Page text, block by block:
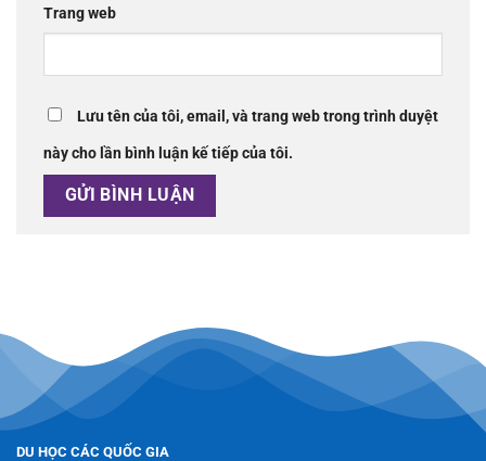
Trang web
Lưu tên của tôi, email, và trang web trong trình duyệt
này cho lần bình luận kế tiếp của tôi.
DU HỌC CÁC QUỐC GIA